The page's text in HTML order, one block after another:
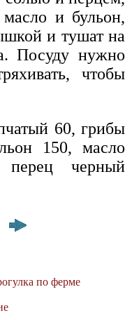
и бульон,
и тушат на
Посуду нужно
чтобы
60, грибы
150, масло
перец черный
по ферме